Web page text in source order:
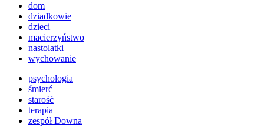
dom
dziadkowie
dzieci
macierzyństwo
nastolatki
wychowanie
psychologia
śmierć
starość
terapia
zespół Downa